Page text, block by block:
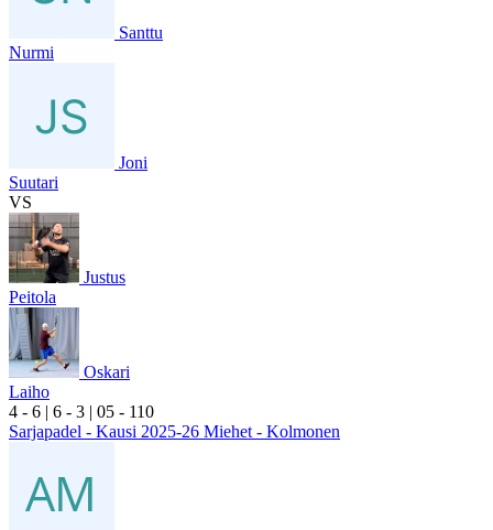
Santtu
Nurmi
Joni
Suutari
VS
Justus
Peitola
Oskari
Laiho
4 - 6 | 6 - 3 | 05 - 110
Sarjapadel - Kausi 2025-26 Miehet - Kolmonen